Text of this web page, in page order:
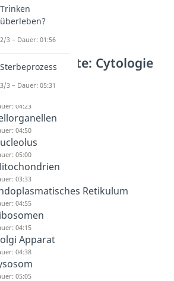
Weitere Inhalte: Cytologie
04:23
04:50
05:00
03:33
Retikulum
04:55
04:15
Apparat
04:38
05:05
Trinken
überleben?
2/3 – Dauer: 01:56
Sterbeprozess
3/3 – Dauer: 05:31